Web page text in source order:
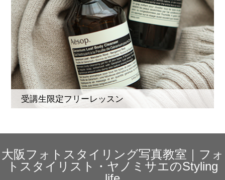
受講生限定フリーレッスン
大阪フォトスタイリング写真教室｜フォ
トスタイリスト・ヤノミサエのStyling